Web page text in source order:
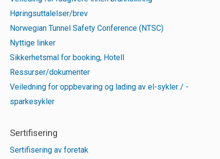
Høringsuttalelser/brev
Norwegian Tunnel Safety Conference (NTSC)
Nyttige linker
Sikkerhetsmal for booking, Hotell
Ressurser/dokumenter
Veiledning for oppbevaring og lading av el-sykler / -
sparkesykler
Sertifisering
Sertifisering av foretak